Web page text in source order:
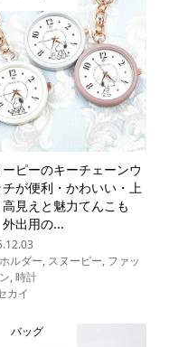
ーピーのキーチェーンウ
チが便利・かわいい・上
見えと魅力てんこも
外出用の...
ルダー, スヌーピー, ファッ
,時計
カイ
バッグ